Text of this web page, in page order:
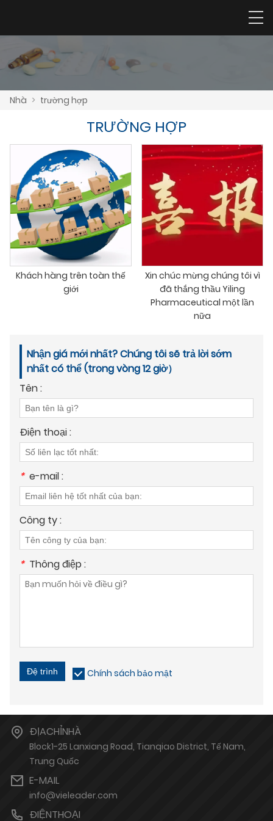
Nhà > trường hợp
TRƯỜNG HỢP
Khách hàng trên toàn thế
giới
Xin chúc mừng chúng tôi vì
đã thắng thầu Yiling
Pharmaceutical một lần
nữa
Nhận giá mới nhất? Chúng tôi sẽ trả lời sớm
nhất có thể (trong vòng 12 giờ）
Tên :
Điện thoại :
* e-mail :
Công ty :
* Thông điệp :
Đệ trình Chính sách bảo mật
ĐỊACHỈNHÀ
Block1-25 Lanxiang Road, Tianqiao District, Tế Nam,
Trung Quốc
E-MAIL
info@vieleader.com
ĐIỆNTHOẠI